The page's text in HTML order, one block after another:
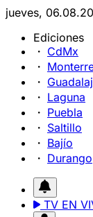
jueves,
Ediciones
CdMx
Laguna
Puebla
Saltillo
Bajío
Durango
TV EN